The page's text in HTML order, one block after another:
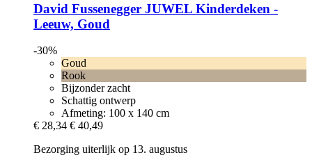
David Fussenegger JUWEL Kinderdeken -​
Leeuw, Goud
-30%
Goud
Rook
Bijzonder zacht
Schattig ontwerp
Afmeting: 100 x 140 cm
€ 28,34 € 40,49
Bezorging uiterlijk op 13. augustus